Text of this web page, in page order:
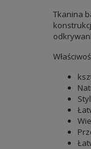
Tkanina